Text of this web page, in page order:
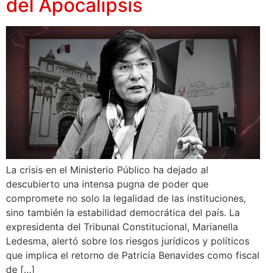
del Apocalipsis
La crisis en el Ministerio Público ha dejado al
descubierto una intensa pugna de poder que
compromete no solo la legalidad de las instituciones,
sino también la estabilidad democrática del país. La
expresidenta del Tribunal Constitucional, Marianella
Ledesma, alertó sobre los riesgos jurídicos y políticos
que implica el retorno de Patricia Benavides como fiscal
de […]